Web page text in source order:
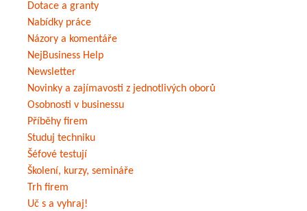
Dotace a granty
Nabídky práce
Názory a komentáře
NejBusiness Help
Newsletter
Novinky a zajímavosti z jednotlivých oborů
Osobnosti v businessu
Příběhy firem
Studuj techniku
Šéfové testují
Školení, kurzy, semináře
Trh firem
Uč s a vyhraj!